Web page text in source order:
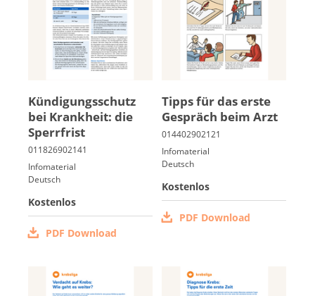
Kün­di­gungs­schutz
bei Krank­heit: die
Sperr­frist
Infomaterial
Deutsch
Kostenlos
PDF Download
Tipps für das ers­te
Ge­spräch beim Arzt
Infomaterial
Deutsch
Kostenlos
PDF Download